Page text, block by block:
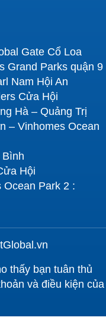
Gate Cổ Loa
Grand Parks quận 9
Nam Hội An
Cửa Hội
Hà – Quảng Trị
– Vinhomes Ocean
Hội
Park 2 :
thấy bạn tuân thủ
và điều kiện của